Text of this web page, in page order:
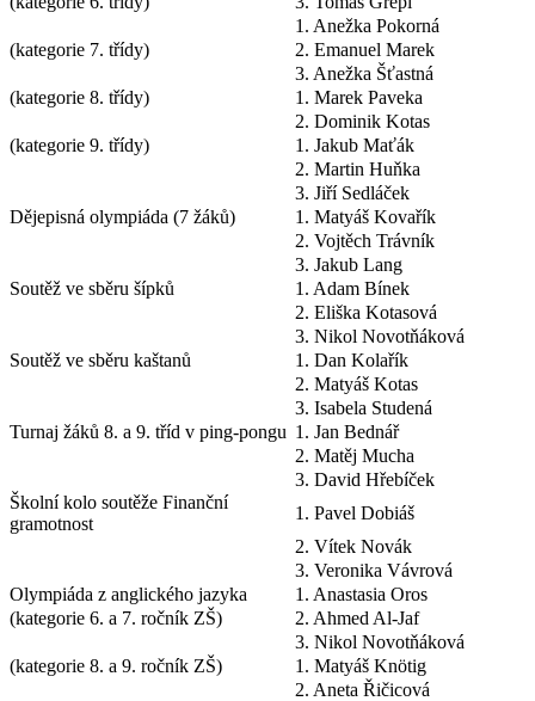
1. Anežka Pokorná
(kategorie 7. třídy)
2. Emanuel Marek
3. Anežka Šťastná
(kategorie 8. třídy)
1. Marek Paveka
2. Dominik Kotas
(kategorie 9. třídy)
1. Jakub Maťák
2. Martin Huňka
3. Jiří Sedláček
Dějepisná olympiáda (7 žáků)
1. Matyáš Kovařík
2. Vojtěch Trávník
3. Jakub Lang
Soutěž ve sběru šípků
1. Adam Bínek
2. Eliška Kotasová
3. Nikol Novotňáková
Soutěž ve sběru kaštanů
1. Dan Kolařík
2. Matyáš Kotas
3. Isabela Studená
Turnaj žáků 8. a 9. tříd v ping-pongu 1. Jan Bednář
2. Matěj Mucha
3. David Hřebíček
Školní kolo soutěže Finanční
gramotnost
1. Pavel Dobiáš
2. Vítek Novák
3. Veronika Vávrová
Olympiáda z anglického jazyka
1. Anastasia Oros
(kategorie 6. a 7. ročník ZŠ)
2. Ahmed Al-Jaf
3. Nikol Novotňáková
(kategorie 8. a 9. ročník ZŠ)
1. Matyáš Knötig
2. Aneta Řičicová